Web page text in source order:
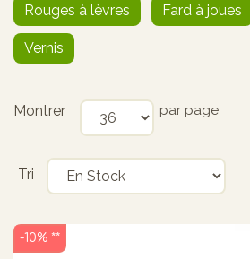
Rouges à lèvres Fard à joues
Vernis
Montrer par page
Tri
-10% **